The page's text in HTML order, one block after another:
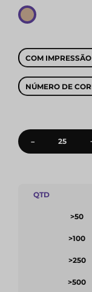
COM IMPRESSÃO
NÚMERO DE
-
QTD
>50
>100
>250
>500